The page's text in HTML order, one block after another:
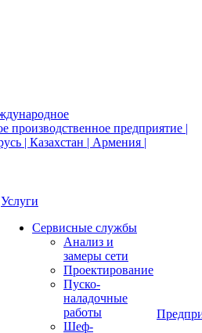
Услуги
Сервисные службы
Анализ и
замеры сети
Проектирование
Пуско-
наладочные
работы
Шеф-